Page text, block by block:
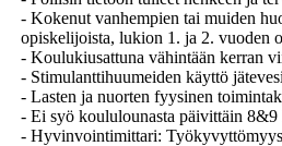
- Kokenut vanhempien tai muiden
opiskelijoista, lukion 1. ja 2. vuoden
- Koulukiusattuna vähintään kerran
- Stimulanttihuumeiden käyttö
- Lasten ja nuorten fyysinen
- Ei syö koululounasta päivittäin
- Hyvinvointimittari: